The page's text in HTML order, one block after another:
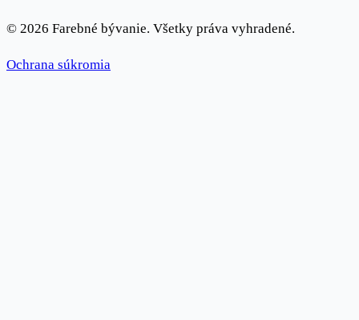
© 2026 Farebné bývanie. Všetky práva vyhradené.
Ochrana súkromia